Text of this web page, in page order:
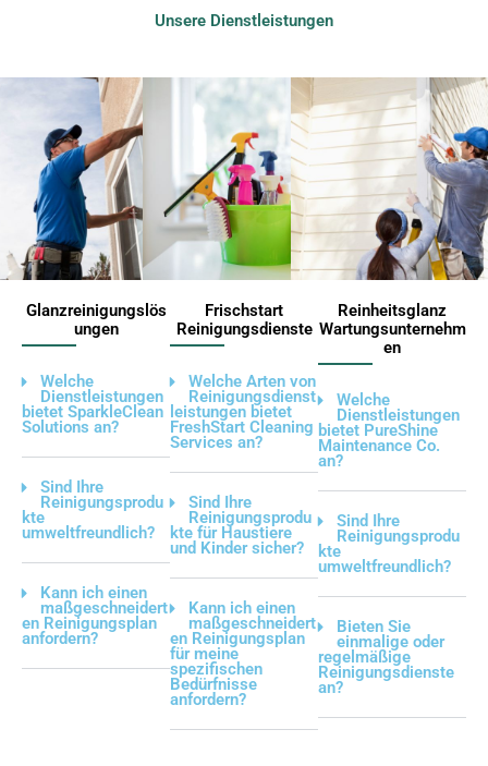
Unsere Dienstleistungen
Glanzreinigungslös
ungen
Welche
Dienstleistungen
bietet SparkleClean
Solutions an?
Sind Ihre
Reinigungsprodu
kte
umweltfreundlich?
Kann ich einen
maßgeschneidert
en Reinigungsplan
anfordern?
Frischstart
Reinigungsdienste
Welche Arten von
Reinigungsdienst
leistungen bietet
FreshStart Cleaning
Services an?
Sind Ihre
Reinigungsprodu
kte für Haustiere
und Kinder sicher?
Kann ich einen
maßgeschneidert
en Reinigungsplan
für meine
spezifischen
Bedürfnisse
anfordern?
Reinheitsglanz
Wartungsunternehm
en
Welche
Dienstleistungen
bietet PureShine
Maintenance Co.
an?
Sind Ihre
Reinigungsprodu
kte
umweltfreundlich?
Bieten Sie
einmalige oder
regelmäßige
Reinigungsdienste
an?